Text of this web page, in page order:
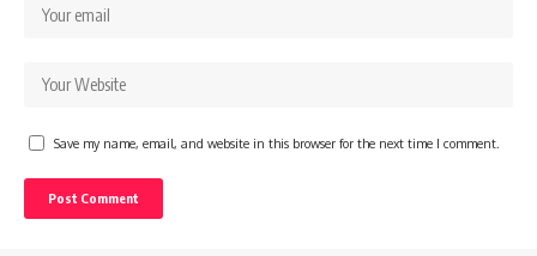
Save my name, email, and website in this browser for the next time I comment.